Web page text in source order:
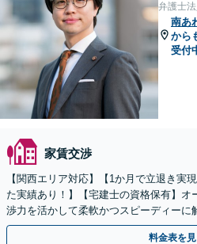
弁護士
南あ
から
受付
家賃交渉
【関西エリア対応】【1か月で立退き実
た実績あり！】【宅建士の資格保有】オ
渉力を活かして柔軟かつスピーディーに
広く対応しています。
料金表を